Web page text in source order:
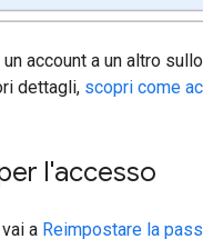
account a un altro
dettagli, scopri come
l'accesso
a Reimpostare la